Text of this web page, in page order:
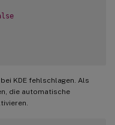
KDE fehlschlagen. Als
die automatische